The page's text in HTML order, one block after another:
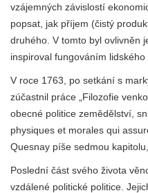
vzájemných závislostí
popsat, jak příjem (čistý
druhého. V tomto byl ovlivněn
inspiroval fungováním lidského
V roce 1763, po setkání s
zúčastnil práce „Filozofie
obecné politice zemědělství,
physiques et morales qui
Quesnay píše sedmou
Poslední část svého života
vzdálené politické politice.